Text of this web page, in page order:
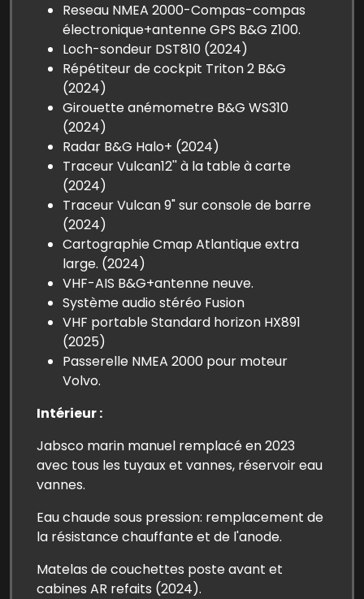
Reseau NMEA 2000-Compas-compas
électronique+antenne GPS B&G Z100.
Loch-sondeur DST810 (2024)
Répétiteur de cockpit Triton 2 B&G
(2024)
Girouette anémometre B&G WS310
(2024)
Radar B&G Halo+ (2024)
Traceur Vulcan12'' à la table à carte
(2024)
Traceur Vulcan 9" sur console de barre
(2024)
Cartographie Cmap Atlantique extra
large. (2024)
VHF-AIS B&G+antenne neuve.
Système audio stéréo Fusion
VHF portable Standard horizon HX891
(2025)
Passerelle NMEA 2000 pour moteur
Volvo.
Intérieur :
Jabsco marin manuel remplacé en 2023
avec tous les tuyaux et vannes, réservoir eau
vannes.
Eau chaude sous pression: remplacement de
la résistance chauffante et de l'anode.
Matelas de couchettes poste avant et
cabines AR refaits (2024).